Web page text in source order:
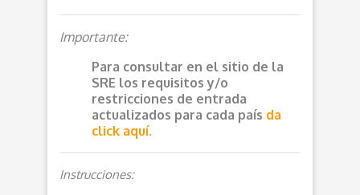
Importante:
Para consultar en el sitio de la
SRE los requisitos y/o
restricciones de entrada
actualizados para cada país da
click aquí.
Instrucciones: